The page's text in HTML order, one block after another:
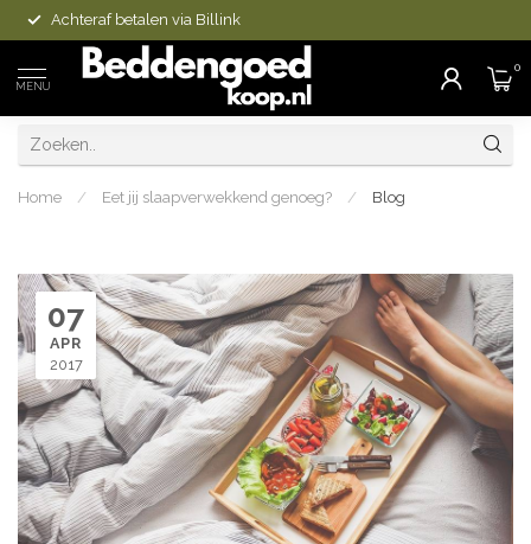
Achteraf betalen via Billink
MENU
0
Home / Eet jij slaapverwekkend genoeg? / Blog
07
APR
2017